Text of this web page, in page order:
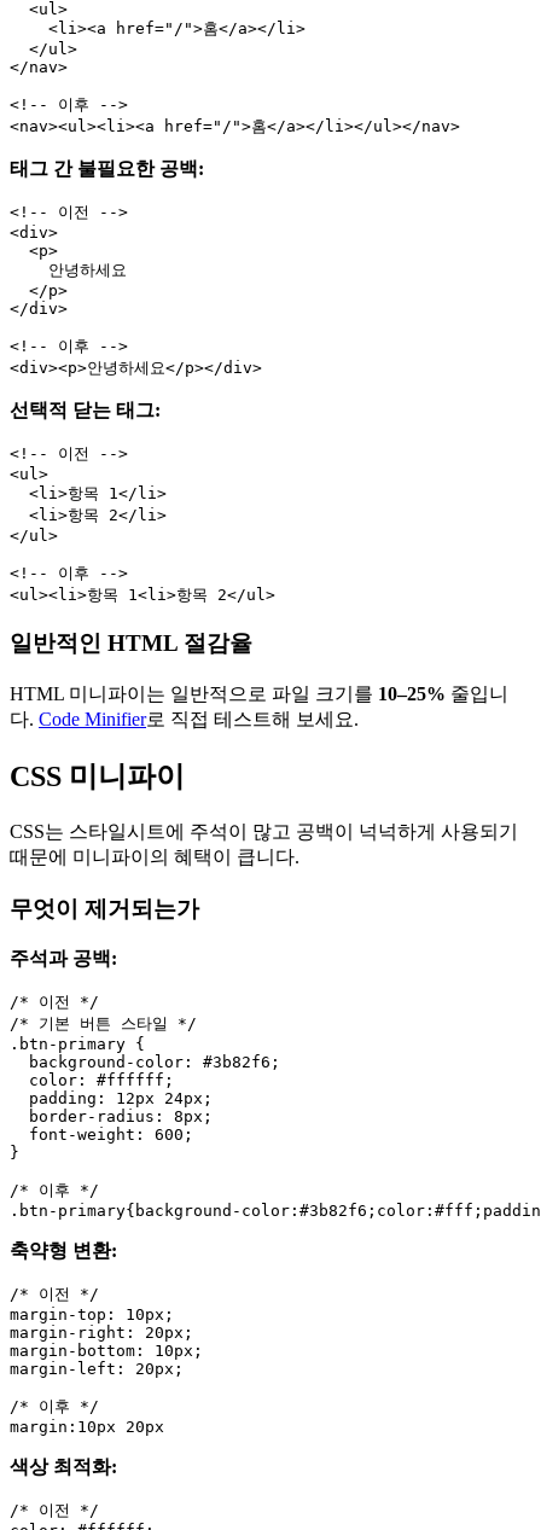
  <ul>
    <li><a href="/">홈</a></li>
  </ul>
</nav>
<!-- 이후 -->
태그 간 불필요한 공백:
<!-- 이전 -->
<div>
  <p>
    안녕하세요
  </p>
</div>
<!-- 이후 -->
선택적 닫는 태그:
<!-- 이전 -->
<ul>
  <li>항목 1</li>
  <li>항목 2</li>
</ul>
<!-- 이후 -->
일반적인 HTML 절감율
HTML 미니파이는 일반적으로 파일 크기를 10–25% 줄입니
다. Code Minifier로 직접 테스트해 보세요.
CSS 미니파이
CSS는 스타일시트에 주석이 많고 공백이 넉넉하게 사용되기
때문에 미니파이의 혜택이 큽니다.
무엇이 제거되는가
주석과 공백:
/* 이전 */
/* 기본 버튼 스타일 */
.btn-primary {
  background-color: #3b82f6;
  color: #ffffff;
  padding: 12px 24px;
  border-radius: 8px;
  font-weight: 600;
}
/* 이후 */
축약형 변환:
/* 이전 */
margin-top: 10px;
margin-right: 20px;
margin-bottom: 10px;
margin-left: 20px;
/* 이후 */
색상 최적화:
/* 이전 */